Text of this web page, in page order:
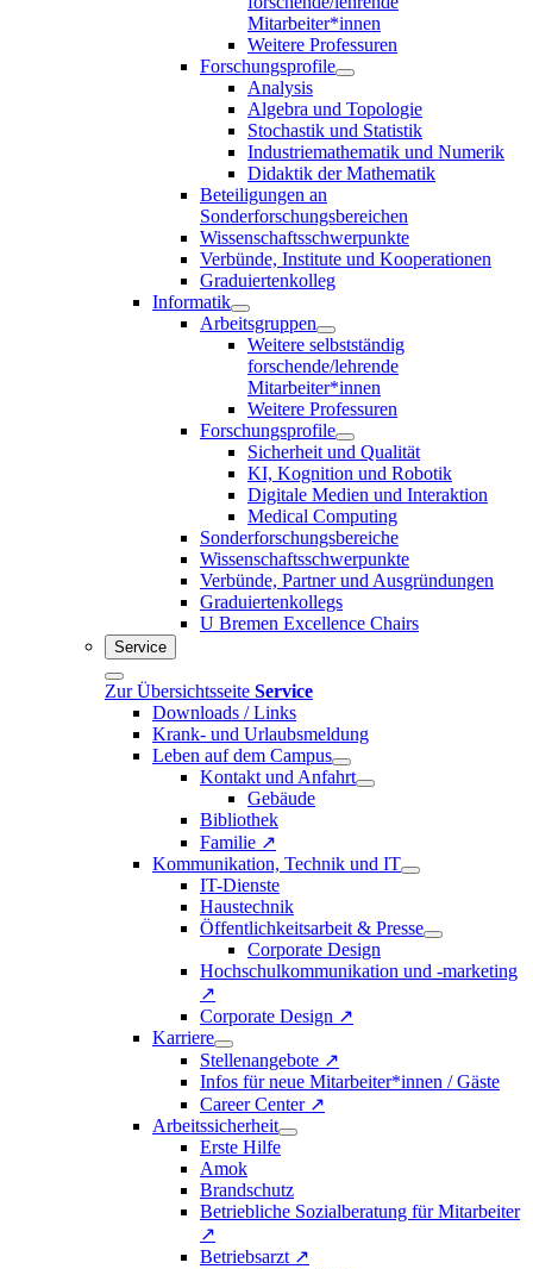
Mitarbeiter*innen
Weitere Professuren
Forschungsprofile
Analysis
Algebra und Topologie
Stochastik und Statistik
Industriemathematik und Numerik
Didaktik der Mathematik
Beteiligungen an
Sonderforschungsbereichen
Wissenschaftsschwerpunkte
Verbünde, Institute und Kooperationen
Graduiertenkolleg
Informatik
Arbeitsgruppen
Weitere selbstständig
forschende/lehrende
Mitarbeiter*innen
Weitere Professuren
Forschungsprofile
Sicherheit und Qualität
KI, Kognition und Robotik
Digitale Medien und Interaktion
Medical Computing
Sonderforschungsbereiche
Wissenschaftsschwerpunkte
Verbünde, Partner und Ausgründungen
Graduiertenkollegs
U Bremen Excellence Chairs
Service
Zur Übersichtsseite Service
Downloads / Links
Krank- und Urlaubsmeldung
Leben auf dem Campus
Kontakt und Anfahrt
Gebäude
Bibliothek
Familie ↗
Kommunikation, Technik und IT
IT-Dienste
Haustechnik
Öffentlichkeitsarbeit & Presse
Corporate Design
Hochschulkommunikation und -marketing
↗
Corporate Design ↗
Karriere
Stellenangebote ↗
Infos für neue Mitarbeiter*innen / Gäste
Career Center ↗
Arbeitssicherheit
Erste Hilfe
Amok
Brandschutz
Betriebliche Sozialberatung für Mitarbeiter
↗
Betriebsarzt ↗